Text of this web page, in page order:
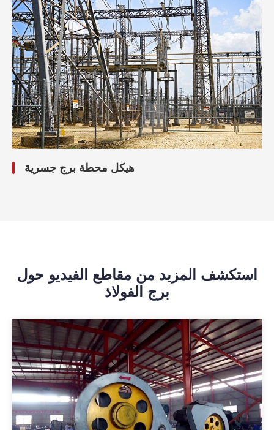
هيكل محطة برج جسرية
استكشف المزيد من مقاطع الفيديو حول
برج الفولاذ